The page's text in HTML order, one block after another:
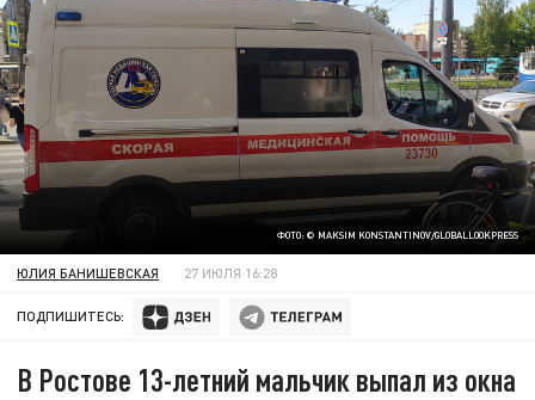
ФОТО: © MAKSIM KONSTANTINOV/GLOBALLOOKPRESS
ЮЛИЯ БАНИШЕВСКАЯ 27 ИЮЛЯ 16:28
ПОДПИШИТЕСЬ:
В Ростове 13-летний мальчик выпал из окна